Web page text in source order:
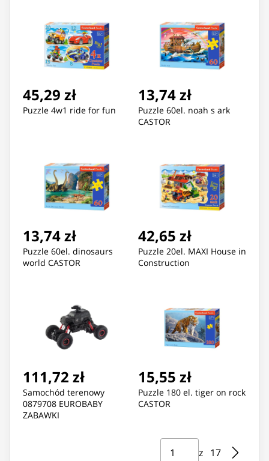
45,29 zł
Puzzle 4w1 ride for fun
13,74 zł
Puzzle 60el. noah s ark
CASTOR
13,74 zł
Puzzle 60el. dinosaurs
world CASTOR
42,65 zł
Puzzle 20el. MAXI House in
Construction
111,72 zł
Samochód terenowy
0879708 EUROBABY
ZABAWKI
15,55 zł
Puzzle 180 el. tiger on rock
CASTOR
Strona ⁨1⁩ z ⁨17⁩
z ⁨17⁩
Przejdź do strony